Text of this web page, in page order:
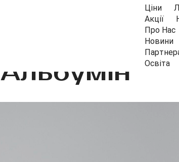
Ціни
Акції
Про Нас
Новини
Освіта
Альбумін